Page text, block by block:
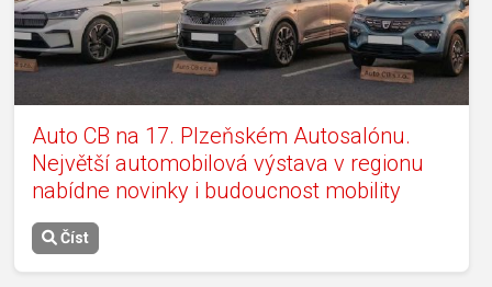
Auto CB na 17. Plzeňském Autosalónu.
Největší automobilová výstava v regionu
nabídne novinky i budoucnost mobility
Číst